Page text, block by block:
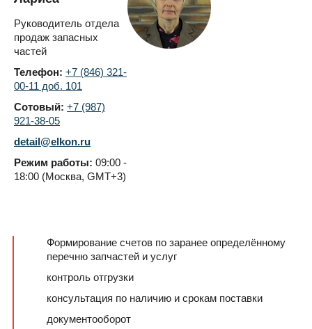
Руководитель отдела
продаж запасных
частей
Телефон: +7 (846) 321-
00-11 доб. 101
Сотовый: +7 (987)
921-38-05
detail@elkon.ru
Режим работы: 09:00 -
18:00 (Москва, GMT+3)
Формирование счетов по заранее определённому
перечню запчастей и услуг
контроль отгрузки
консультация по наличию и срокам поставки
документооборот